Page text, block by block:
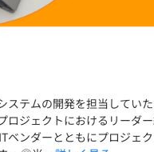
ステムの開発を担当していた
ジェクトにおけるリーダ
ベンダーとともにプロジェ